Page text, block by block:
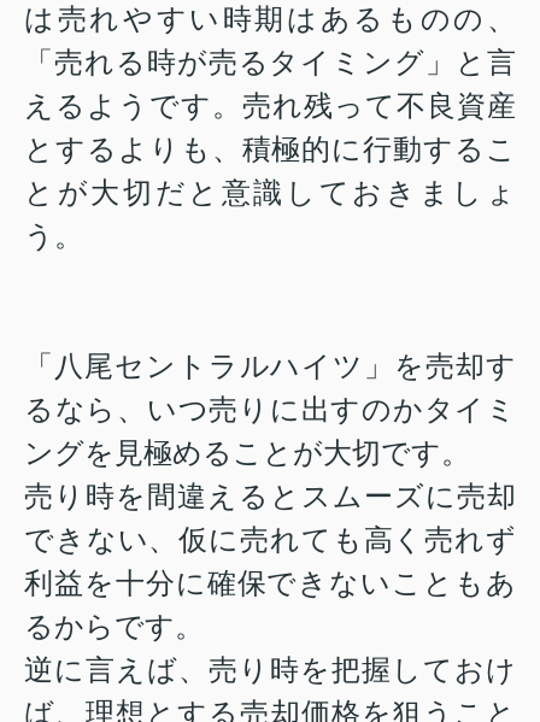
は売れやすい時期はあるものの、
「売れる時が売るタイミング」と言
えるようです。売れ残って不良資産
とするよりも、積極的に行動するこ
とが大切だと意識しておきましょ
う。
「八尾セントラルハイツ」を売却す
るなら、いつ売りに出すのかタイミ
ングを見極めることが大切です。
売り時を間違えるとスムーズに売却
できない、仮に売れても高く売れず
利益を十分に確保できない こともあ
るからです。
逆に言えば、売り時を把握しておけ
ば、理想とする売却価格を狙うこと